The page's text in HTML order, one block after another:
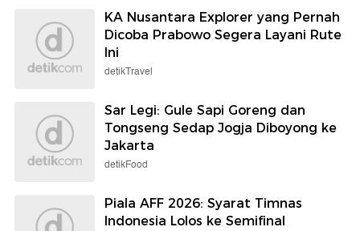
KA Nusantara Explorer yang Pernah
Dicoba Prabowo Segera Layani Rute
Ini
detikTravel
Sar Legi: Gule Sapi Goreng dan
Tongseng Sedap Jogja Diboyong ke
Jakarta
detikFood
Piala AFF 2026: Syarat Timnas
Indonesia Lolos ke Semifinal